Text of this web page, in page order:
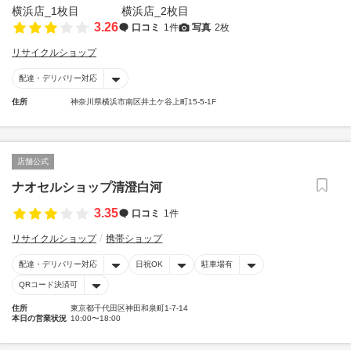
3.26 口コミ 1件 写真 2枚
リサイクルショップ
配達・デリバリー対応
住所 神奈川県横浜市南区井土ケ谷上町15-5-1F
店舗公式
ナオセルショップ清澄白河
3.35
口コミ 1件
リサイクルショップ 携帯ショップ
配達・デリバリー対応 日祝OK 駐車場有
QRコード決済可
住所
東京都千代田区神田和泉町1-7-14
本日の営業状況 10:00〜18:00